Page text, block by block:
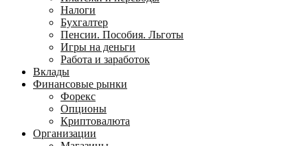
Налоги
Бухгалтер
Пенсии. Пособия. Льготы
Игры на деньги
Работа и заработок
Вклады
Финансовые рынки
Форекс
Опционы
Криптовалюта
Организации